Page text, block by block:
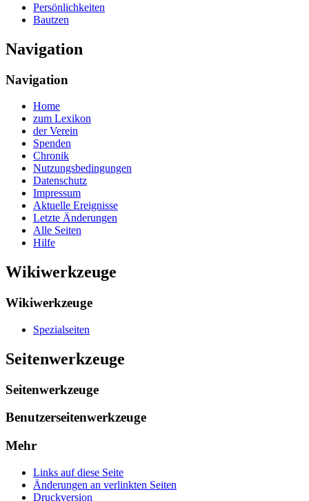
Persönlichkeiten
Bautzen
Navigation
Navigation
Home
zum Lexikon
der Verein
Spenden
Chronik
Nutzungsbedingungen
Datenschutz
Impressum
Aktuelle Ereignisse
Letzte Änderungen
Alle Seiten
Hilfe
Wikiwerkzeuge
Wikiwerkzeuge
Spezialseiten
Seitenwerkzeuge
Seitenwerkzeuge
Benutzerseitenwerkzeuge
Mehr
Links auf diese Seite
Änderungen an verlinkten Seiten
Druckversion